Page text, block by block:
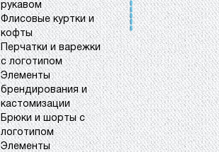
рукавом
Флисовые куртки и
кофты
Перчатки и варежки
с логотипом
Элементы
брендирования и
кастомизации
Брюки и шорты с
логотипом
Элементы